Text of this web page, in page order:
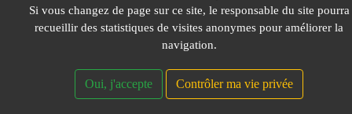
Si vous changez de page sur ce site, le responsable du site pourra
recueillir des statistiques de visites anonymes pour améliorer la
navigation.
Oui, j'accepte Contrôler ma vie privée
© LeGIE 2026 Mentions Légales Nous contacter